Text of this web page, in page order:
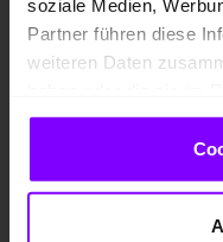
soziale Medien,
Partner führen diese
weiteren Daten
gesammelt haben.